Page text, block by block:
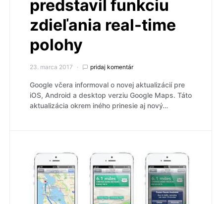
predstavil funkciu
zdieľania real-time
polohy
23. marca 2017 pridaj komentár
Google včera informoval o novej aktualizácií pre
iOS, Android a desktop verziu Google Maps. Táto
aktualizácia okrem iného prinesie aj nový…